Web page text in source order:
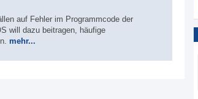
auf Fehler im Programmcode der
will dazu beitragen, häufige
mehr...